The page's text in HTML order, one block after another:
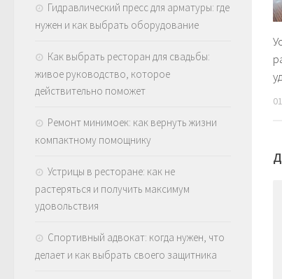
Гидравлический пресс для арматуры: где
нужен и как выбрать оборудование
Как выбрать ресторан для свадьбы:
живое руководство, которое
действительно поможет
Ремонт минимоек: как вернуть жизни
компактному помощнику
Устрицы в ресторане: как не
растеряться и получить максимум
удовольствия
Спортивный адвокат: когда нужен, что
делает и как выбрать своего защитника